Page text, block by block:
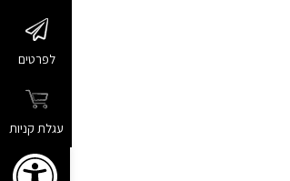
לפרטים
עגלת קניות